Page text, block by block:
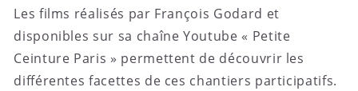
Les films réalisés par François Godard et
disponibles sur sa chaîne Youtube « Petite
Ceinture Paris » permettent de découvrir les
différentes facettes de ces chantiers participatifs.